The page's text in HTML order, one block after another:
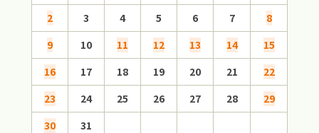
2
3 4 5 6 7
8
9
10 11 12 13 14
15
16
17 18 19 20 21
22
23
24 25 26 27 28
29
30
31